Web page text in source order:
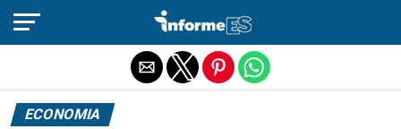
ECONOMIA
Sair da versão mobile